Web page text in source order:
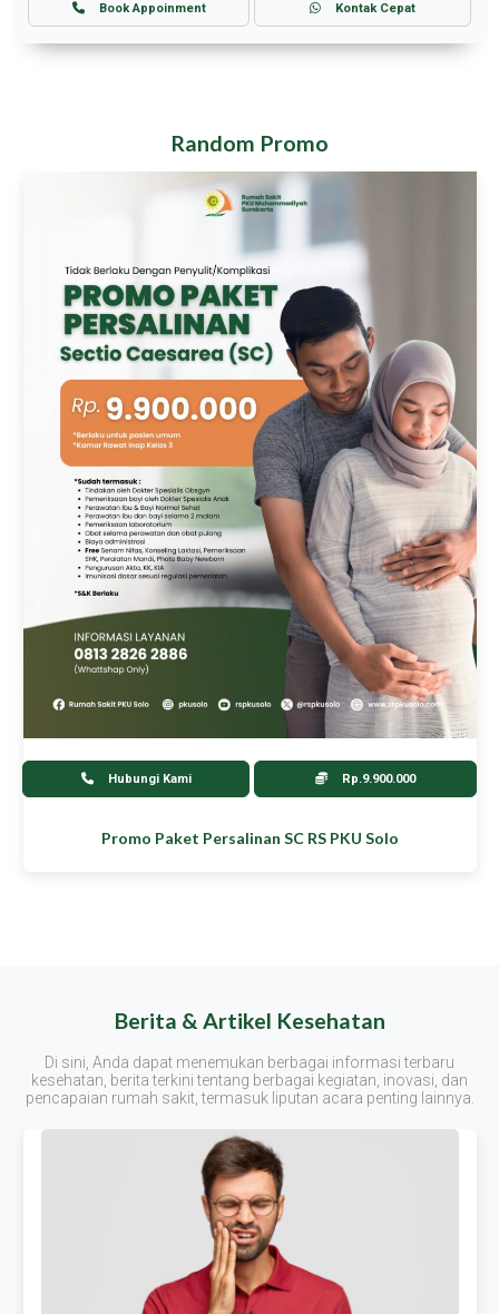
Book Appoinment Kontak Cepat
Random Promo
Hubungi Kami Rp.9.900.000
Promo Paket Persalinan SC RS PKU Solo
Berita & Artikel Kesehatan
Di sini, Anda dapat menemukan berbagai informasi terbaru
kesehatan, berita terkini tentang berbagai kegiatan, inovasi, dan
pencapaian rumah sakit, termasuk liputan acara penting lainnya.